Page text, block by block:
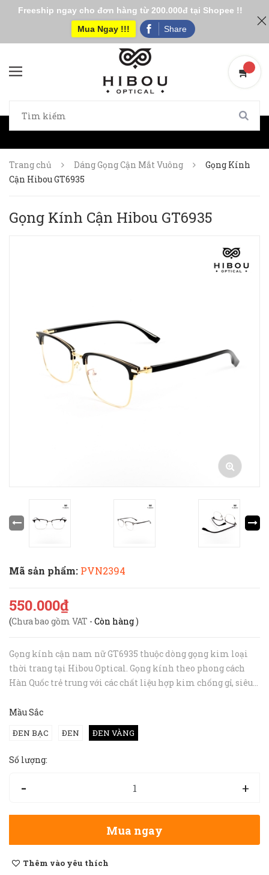
Trang chủ Dáng Gọng Cận Mắt Vuông
Gọng Kính
Cận Hibou GT6935
Gọng Kính Cận Hibou GT6935
Mã sản phẩm: PVN2394
550.000₫
(Chưa bao gồm VAT - Còn hàng)
Gọng kính cận nam nữ GT6935 thuộc dòng gọng kim loại
thời trang tại Hibou Optical. Gọng kính theo phong cách
Hàn Quốc trẻ trung với các chất liệu hợp kim chống gỉ, siêu
phù hợp với nhiề...
Mầu Sắc
ĐEN BẠC ĐEN ĐEN VÀNG
Số lượng:
- +
Mua ngay
Thêm vào yêu thích
Freeship ngay cho đơn hàng từ 200.000đ tại Shopee !!
Mua Ngay !!!
Share